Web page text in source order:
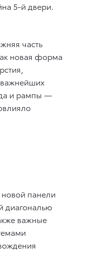
5-й двери.
часть
новая форма
и рампы —
панели
диагональю
важные